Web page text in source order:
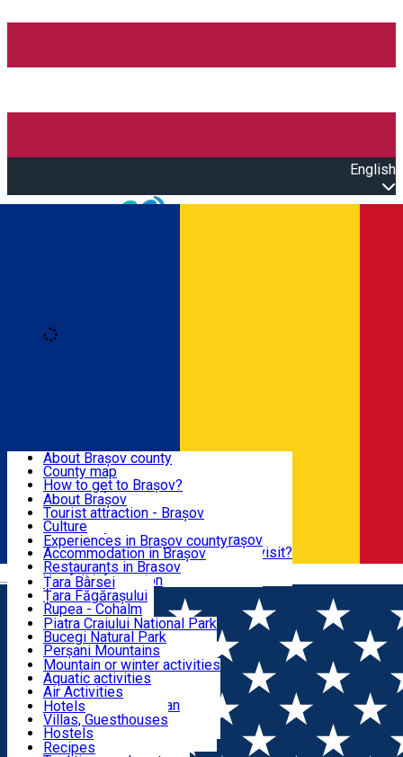
English
Română
BRAȘOV
EXPERIENCES
DESTINATIONS
NATURE
ACTIVE TOURISM
ACCOMMODATION
CULTURAL HERITAGE
About Brașov county
County map
How to get to Brașov?
Tourist Information Centers
Tourist Guides
Brașov Tourism Recommendations
Historical tourist attractions
What would a local recommend to visit?
Tourism news Brașov
Restaurants
About Brașov
Tourist attraction - Brașov
Culture
Tourist Information Center - Brașov
Accommodation in Brașov
Restaurants in Brasov
Usefull information
Experiences in Brașov county
Țara Bârsei
Țara Făgărașului
Rupea - Cohalm
ECO Destinations
Piatra Craiului National Park
Bucegi Natural Park
Perșani Mountains
Făgăraș Mountains
Postăvarul Peak
Măgura Codlei
Ciucaș Mountains
Protected areas
Other natural attractions
Speoturism
Mountain or winter activities
Aquatic activities
Air Activities
Adventure, Equestrian
Cycling, Running
Other activities
Hotels
Villas, Guesthouses
Hostels
Cottages
Recipes